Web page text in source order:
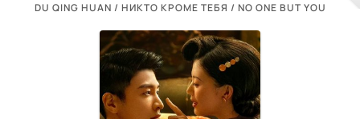
DU QING HUAN / НИКТО КРОМЕ ТЕБЯ / NO ONE BUT YOU